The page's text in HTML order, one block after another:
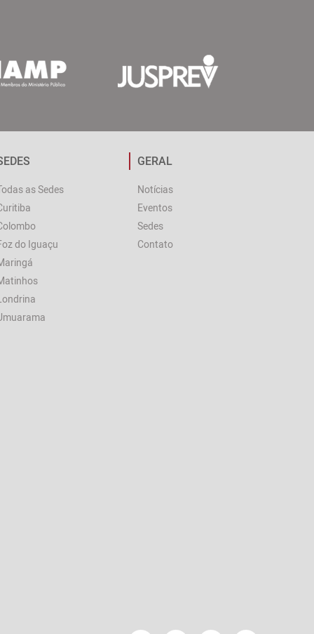
as Sedes
do Iguaçu
GERAL
Notícias
Eventos
Sedes
Contato